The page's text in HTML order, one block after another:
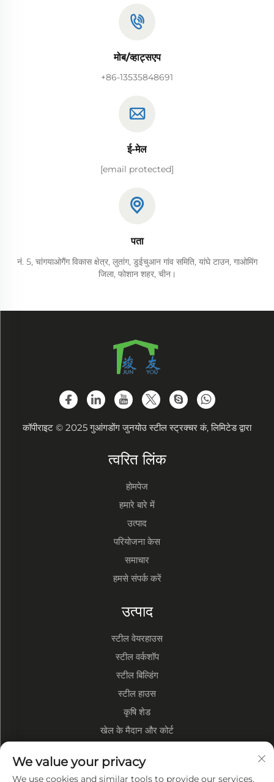
मोब/व्हाट्सएप
+86-13535848691
ई-मेल
[email protected]
पता
नं. 5, चांगयाओगैंग विकास क्षेत्र, लुतांग, डुईचुआन गांव समिति, यांघे टाउन, गाओमिंग
जिला, फोशान शहर, चीन।
कॉपीराइट © 2025 गुआंगडोंग जुनयोउ स्टील स्ट्रक्चर कं, लिमिटेड द्वारा
त्वरित लिंक
होमपेज
हमारे बारे में
उत्पाद
परियोजना केस
समाचार
हमसे संपर्क करें
उत्पाद
स्टील वेयरहाउस
स्टील वर्कशॉप
स्टील बिल्डिंग
स्टील हाउस
कृषि शेड
खेल के मैदान और कोर्ट
कंपनी के बारे में
We value your privacy
We use cookies and similar tools to provide our services.